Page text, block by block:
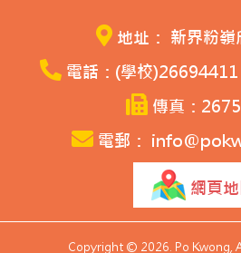
地址： 新界粉
電話：(學校
傳真：
電郵：
網頁
Copyright © 2026. Po Kwong,